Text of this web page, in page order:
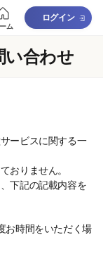
ム
ログイン
い合わせ
ービスに関する一
おりません。
下記の記載内容を
お時間をいただく場